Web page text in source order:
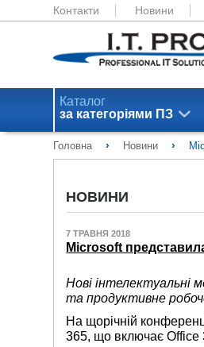
Контакти Новини
Каталог
за категоріями ПЗ
Головна › Новини ›
НОВИНИ
7 ТРАВНЯ 2018
Microsoft
Нові інтелектуальні
та продуктивне
На щорічній
365, що включає Office